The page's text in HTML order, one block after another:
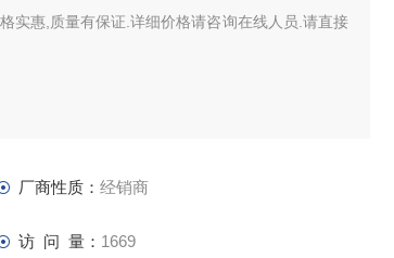
实惠,质量有保证.详细价格请咨询在线人员.请直接
厂商性质： 经销商
访 问 量： 1669